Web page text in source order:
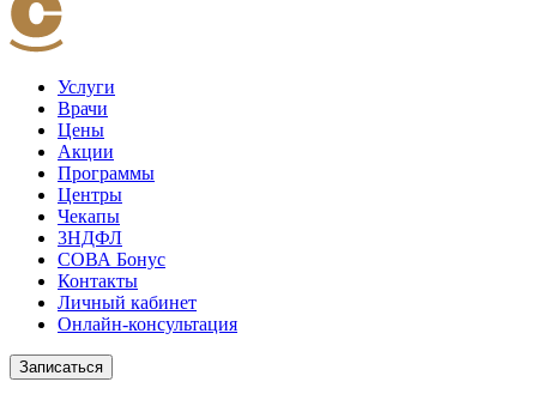
Услуги
Врачи
Цены
Акции
Программы
Центры
Чекапы
3НДФЛ
СОВА Бонус
Контакты
Личный кабинет
Онлайн-консультация
Записаться